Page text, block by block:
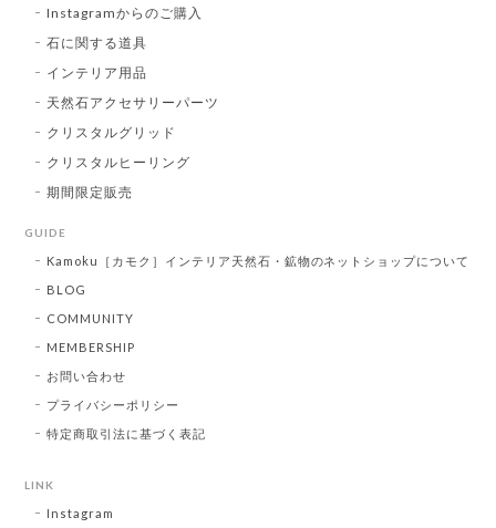
Instagramからのご購入
石に関する道具
インテリア用品
天然石アクセサリーパーツ
クリスタルグリッド
クリスタルヒーリング
期間限定販売
GUIDE
Kamoku［カモク］インテリア天然石・鉱物のネットショップについて
BLOG
COMMUNITY
MEMBERSHIP
お問い合わせ
プライバシーポリシー
特定商取引法に基づく表記
LINK
Instagram